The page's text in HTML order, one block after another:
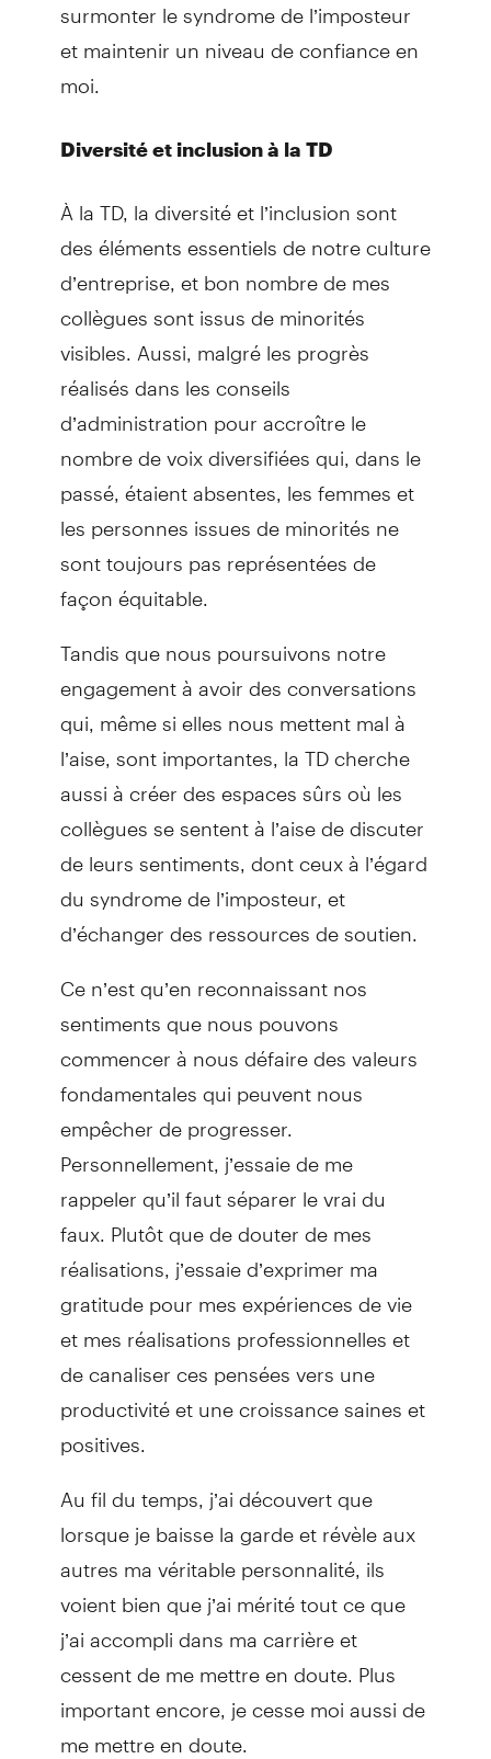
et maintenir un niveau de confiance en
moi.
Diversité et inclusion à la TD
À la TD, la diversité et l’inclusion sont
des éléments essentiels de notre culture
d’entreprise, et bon nombre de mes
collègues sont issus de minorités
visibles. Aussi, malgré les progrès
réalisés dans les conseils
d’administration pour accroître le
nombre de voix diversifiées qui, dans le
passé, étaient absentes, les femmes et
les personnes issues de minorités ne
sont toujours pas représentées de
façon équitable.
Tandis que nous poursuivons notre
engagement à avoir des conversations
qui, même si elles nous mettent mal à
l’aise, sont importantes, la TD cherche
aussi à créer des espaces sûrs où les
collègues se sentent à l’aise de discuter
de leurs sentiments, dont ceux à l’égard
du syndrome de l’imposteur, et
d’échanger des ressources de soutien.
Ce n’est qu’en reconnaissant nos
sentiments que nous pouvons
commencer à nous défaire des valeurs
fondamentales qui peuvent nous
empêcher de progresser.
Personnellement, j’essaie de me
rappeler qu’il faut séparer le vrai du
faux. Plutôt que de douter de mes
réalisations, j’essaie d’exprimer ma
gratitude pour mes expériences de vie
et mes réalisations professionnelles et
de canaliser ces pensées vers une
productivité et une croissance saines et
positives.
Au fil du temps, j’ai découvert que
lorsque je baisse la garde et révèle aux
autres ma véritable personnalité, ils
voient bien que j’ai mérité tout ce que
j’ai accompli dans ma carrière et
cessent de me mettre en doute. Plus
important encore, je cesse moi aussi de
me mettre en doute.